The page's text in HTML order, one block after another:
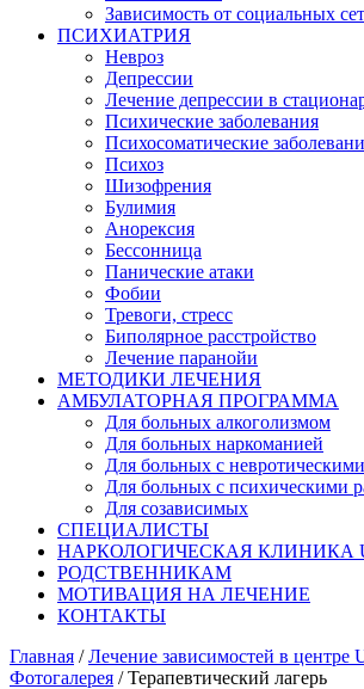
Зависимость от социальных
ПСИХИАТРИЯ
Невроз
Депрессии
Лечение депрессии в
Психические заболевания
Психосоматические
Психоз
Шизофрения
Булимия
Анорексия
Бессонница
Панические атаки
Фобии
Тревоги, стресс
Биполярное расстройство
Лечение паранойи
МЕТОДИКИ ЛЕЧЕНИЯ
АМБУЛАТОРНАЯ ПРОГРАММА
Для больных алкоголизмом
Для больных наркоманией
Для больных с
Для больных с психическими
Для созависимых
СПЕЦИАЛИСТЫ
НАРКОЛОГИЧЕСКАЯ КЛИНИКА
РОДСТВЕННИКАМ
МОТИВАЦИЯ НА ЛЕЧЕНИЕ
КОНТАКТЫ
Главная /Лечение зависимостей в центре
Фотогалерея / Терапевтический лагерь